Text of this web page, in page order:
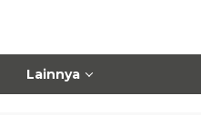
Lainnya